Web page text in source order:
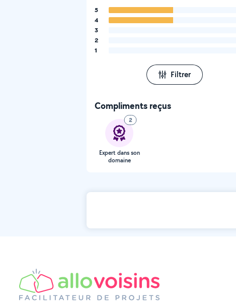
5
4
3
2
1
Filtrer
Compliments reçus
2
Expert dans son
domaine